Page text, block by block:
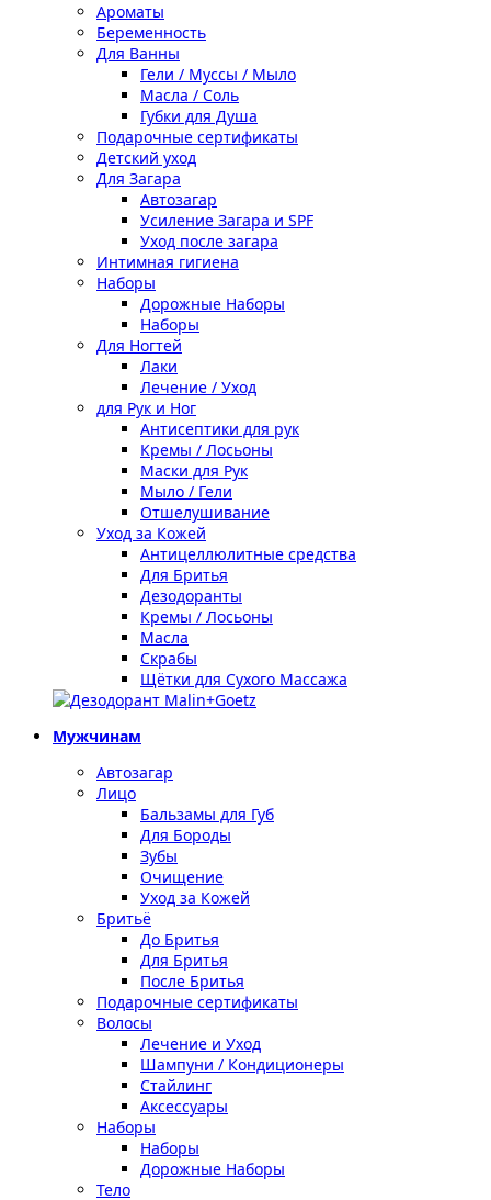
Ароматы
Беременность
Для Ванны
Гели / Муссы / Мыло
Масла / Соль
Губки для Душа
Подарочные сертификаты
Детский уход
Для Загара
Автозагар
Усиление Загара и SPF
Уход после загара
Интимная гигиена
Наборы
Дорожные Наборы
Наборы
Для Ногтей
Лаки
Лечение / Уход
для Рук и Ног
Антисептики для рук
Кремы / Лосьоны
Маски для Рук
Мыло / Гели
Отшелушивание
Уход за Кожей
Антицеллюлитные средства
Для Бритья
Дезодоранты
Кремы / Лосьоны
Масла
Скрабы
Щётки для Сухого Массажа
Мужчинам
Автозагар
Лицо
Бальзамы для Губ
Для Бороды
Зубы
Очищение
Уход за Кожей
Бритьё
До Бритья
Для Бритья
После Бритья
Подарочные сертификаты
Волосы
Лечение и Уход
Шампуни / Кондиционеры
Стайлинг
Аксессуары
Наборы
Наборы
Дорожные Наборы
Тело